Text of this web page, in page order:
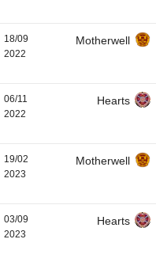
18/09
2022
Motherwell
06/11
2022
Hearts
19/02
2023
Motherwell
03/09
2023
Hearts